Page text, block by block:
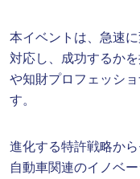
本イベントは、急速
対応し、成功するか
や知財プロフェッシ
す。
進化する特許戦略か
自動車関連のイノベ